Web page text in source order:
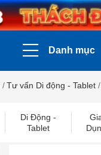
Danh mục
/Tư vấn Di động - Tablet /
Di Động -
Tablet